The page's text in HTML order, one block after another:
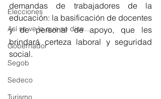
Elecciones
Así se ve lo que se dice...
Gobernador
Segob
Sedeco
Turismo
demandas de trabajadores de la
educación: la basificación de docentes
y de personal de apoyo, que les
brindará certeza laboral y seguridad
social.